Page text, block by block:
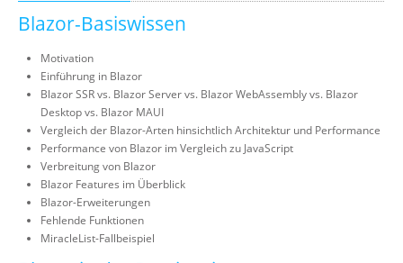
Blazor-Basiswissen
Motivation
Einführung in Blazor
Blazor SSR vs. Blazor Server vs. Blazor WebAssembly vs. Blazor
Desktop vs. Blazor MAUI
Vergleich der Blazor-Arten hinsichtlich Architektur und Performance
Performance von Blazor im Vergleich zu JavaScript
Verbreitung von Blazor
Blazor Features im Überblick
Blazor-Erweiterungen
Fehlende Funktionen
MiracleList-Fallbeispiel